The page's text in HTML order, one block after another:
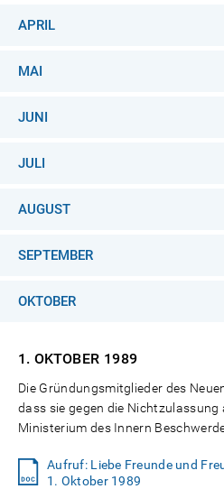
APRIL
MAI
JUNI
JULI
AUGUST
SEPTEMBER
OKTOBER
1. OKTOBER 1989
Die Gründungsmitglieder des
dass sie gegen die Nichtzulassung
Ministerium des Innern
Aufruf: Liebe Freunde und
1. Oktober 1989